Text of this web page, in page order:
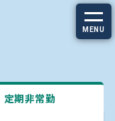
MENU
定期非常勤